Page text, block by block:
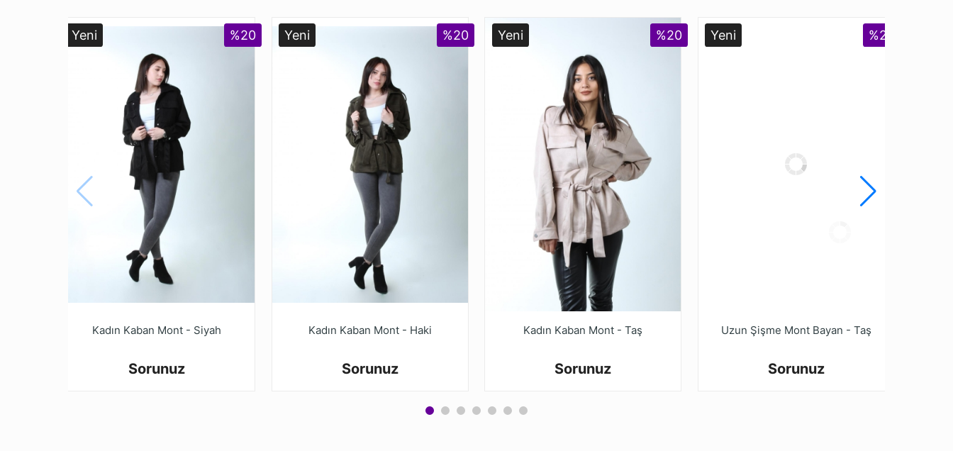
Yeni %20
Kadın Kaban Mont - Siyah
Sorunuz
Yeni %20
Kadın Kaban Mont - Haki
Sorunuz
Yeni %20
Kadın Kaban Mont - Taş
Sorunuz
Yeni %25
Uzun Şişme Mont Bayan - Taş
Sorunuz